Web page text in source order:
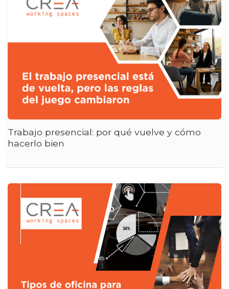
Trabajo presencial: por qué vuelve y cómo
hacerlo bien